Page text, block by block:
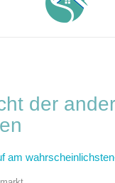
der
am